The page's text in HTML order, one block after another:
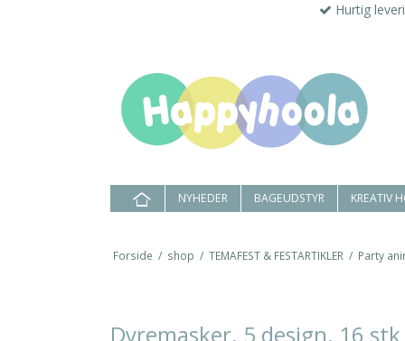
Hurtig
NYHEDER BAGEUDSTYR KREATIV
Forside / shop / TEMAFEST & FESTARTIKLER / Party
Dyremasker. 5 design. 16 stk